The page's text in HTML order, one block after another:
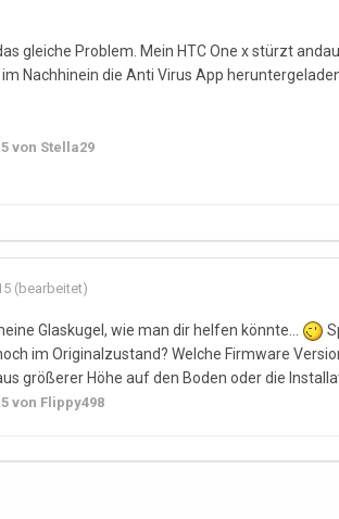
gleiche Problem. Mein HTC One x stürzt
Nachhinein die Anti Virus App
von Stella29
(bearbeitet)
Glaskugel, wie man dir helfen könnte...
im Originalzustand? Welche Firmware
größerer Höhe auf den Boden oder die
von Flippy498